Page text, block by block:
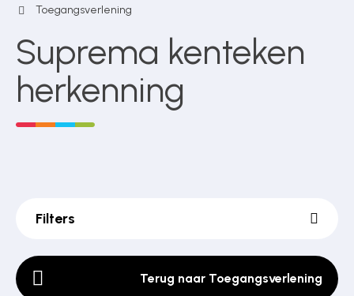
Deurbeslag
Elektrische vergrendeling
Hekwerkonderdelen
Toegangsverlening
Suprema kenteken
herkenning
Filters
Terug naar Toegangsverlening